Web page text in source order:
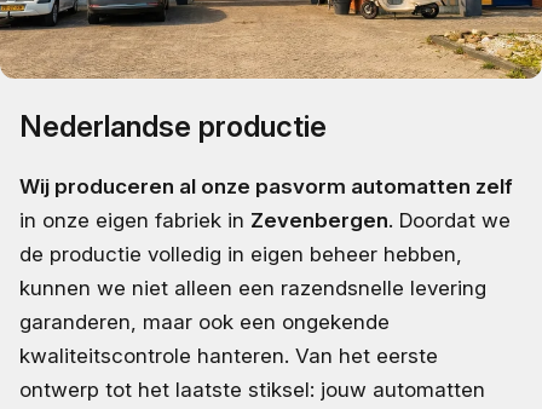
Nederlandse productie
Wij produceren al onze pasvorm automatten zelf
in onze eigen fabriek in Zevenbergen. Doordat we
de productie volledig in eigen beheer hebben,
kunnen we niet alleen een razendsnelle levering
garanderen, maar ook een ongekende
kwaliteitscontrole hanteren. Van het eerste
ontwerp tot het laatste stiksel: jouw automatten